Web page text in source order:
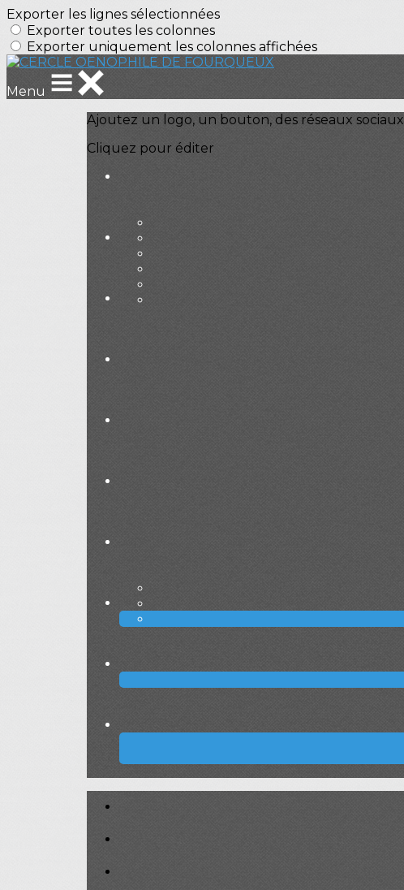
Exporter les lignes sélectionnées
Exporter toutes les colonnes
Exporter uniquement les colonnes affichées
Menu
Ajoutez un logo, un bouton, des réseaux sociaux
Cliquez pour éditer